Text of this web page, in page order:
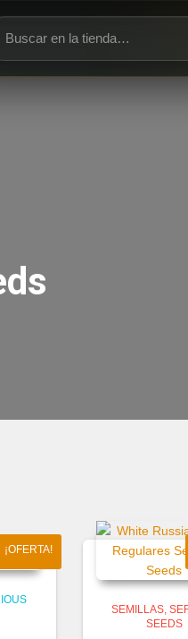
Buscar productos
¡OFERTA!
SEMILLAS
SEEDS